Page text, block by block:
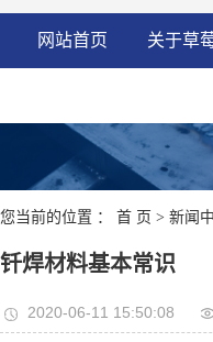
网站首页 关于草
您当前的位置 ： 首 页 > 新闻
钎焊材料基本常识
2020-06-11 15:50:08